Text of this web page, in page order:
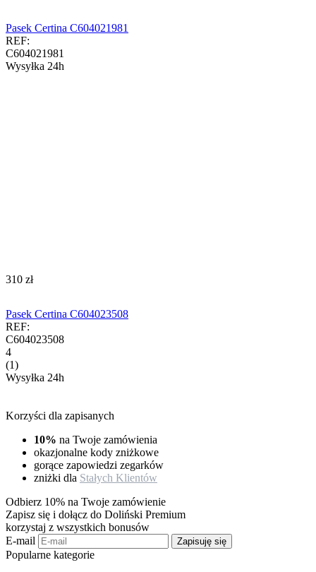
Pasek Certina C604021981
REF:
C604021981
Wysyłka 24h
‍310‍ zł
Pasek Certina C604023508
REF:
C604023508
4
(1)
Wysyłka 24h
Korzyści dla zapisanych
10% na Twoje zamówienia
okazjonalne kody zniżkowe
gorące zapowiedzi zegarków
zniżki dla Stałych Klientów
Odbierz 10% na Twoje zamówienie
Zapisz się i dołącz do Doliński Premium
korzystaj z wszystkich bonusów
E-mail
Zapisuję się
Popularne kategorie